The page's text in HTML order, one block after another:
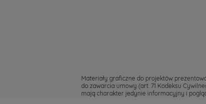
Materiały graficzne do projektów
do zawarcia umowy (art. 71 Kodeksu
mają charakter jedynie informacyjny i